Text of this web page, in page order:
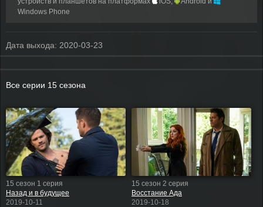
Windows Phone
Дата выхода: 2020-03-23
Все серии 15 сезона
15 сезон 1 серия
Назад и в будущее
2019-10-11
15 сезон 2 серия
Восстание Ада
2019-10-18